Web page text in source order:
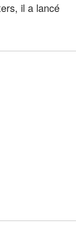
il a lancé